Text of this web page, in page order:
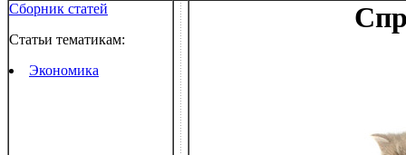
Сборник статей
Статьи тематикам:
Экономика